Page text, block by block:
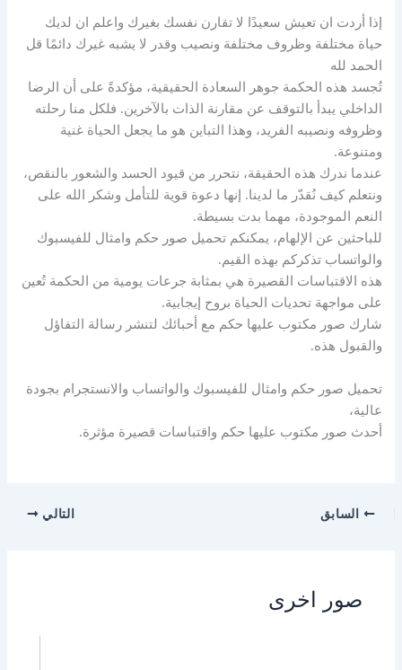
إذا أردت ان تعيش سعيدًا لا تقارن نفسك بغيرك واعلم ان لديك
حياة مختلفة وظروف مختلفة ونصيب وقدر لا يشبه غيرك دائمًا قل
الحمد لله
تُجسد هذه الحكمة جوهر السعادة الحقيقية، مؤكدةً على أن الرضا
الداخلي يبدأ بالتوقف عن مقارنة الذات بالآخرين. فلكل منا رحلته
وظروفه ونصيبه الفريد، وهذا التباين هو ما يجعل الحياة غنية
ومتنوعة.
عندما ندرك هذه الحقيقة، نتحرر من قيود الحسد والشعور بالنقص،
ونتعلم كيف نُقدّر ما لدينا. إنها دعوة قوية للتأمل وشكر الله على
النعم الموجودة، مهما بدت بسيطة.
للباحثين عن الإلهام، يمكنكم تحميل صور حكم وامثال للفيسبوك
والواتساب تذكركم بهذه القيم.
هذه الاقتباسات القصيرة هي بمثابة جرعات يومية من الحكمة تُعين
على مواجهة تحديات الحياة بروح إيجابية.
شارك صور مكتوب عليها حكم مع أحبائك لتنشر رسالة التفاؤل
والقبول هذه.
تحميل صور حكم وامثال للفيسبوك والواتساب والانستجرام بجودة
عالية،
أحدث صور مكتوب عليها حكم واقتباسات قصيرة مؤثرة.
السابق التالي
صور اخرى